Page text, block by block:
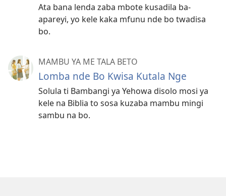
Ata bana lenda zaba mbote kusadila ba-
apareyi, yo kele kaka mfunu nde bo twadisa
bo.
MAMBU YA ME TALA BETO
Lomba nde Bo Kwisa Kutala Nge
Solula ti Bambangi ya Yehowa disolo mosi ya
kele na Biblia to sosa kuzaba mambu mingi
sambu na bo.